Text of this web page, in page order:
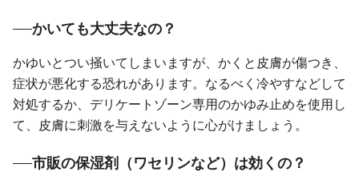
かいても大丈夫なの？
かゆいとつい掻いてしまいますが、かくと皮膚が傷つき、
症状が悪化する恐れがあります。なるべく冷やすなどして
対処するか、デリケートゾーン専用のかゆみ止めを使用し
て、皮膚に刺激を与えないように心がけましょう。
市販の保湿剤（ワセリンなど）は効くの？